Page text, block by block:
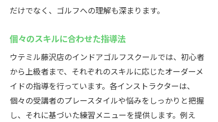
だけでなく、ゴルフへの理解も深まります。
個々のスキルに合わせた指導法
ウテミル藤沢店のインドアゴルフスクールでは、初心者
から上級者まで、それぞれのスキルに応じたオーダーメ
イドの指導を行っています。各インストラクターは、
個々の受講者のプレースタイルや悩みをしっかりと把握
し、それに基づいた練習メニューを提供します。例え